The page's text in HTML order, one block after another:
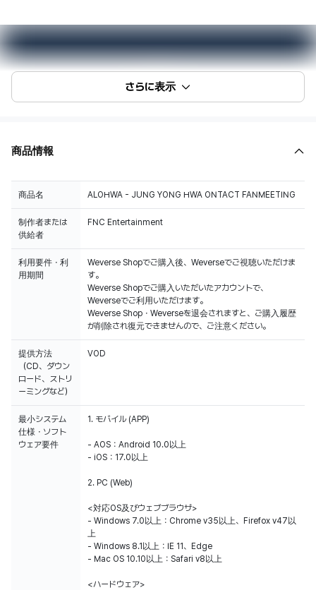
さらに表示
商品情報
商品名 ALOHWA - JUNG YONG HWA ONTACT FANMEETING
制作者または
供給者
FNC Entertainment
利用要件・利
用期間
Weverse Shopでご購入後、Weverseでご視聴いただけま
す。
Weverse Shopでご購入いただいたアカウントで、
Weverseでご利用いただけます。
Weverse Shop・Weverseを退会されますと、ご購入履歴
が削除され復元できませんので、ご注意ください。
提供方法
（CD、ダウン
ロード、ストリ
ーミングなど）
VOD
最小システム
仕様・ソフト
ウェア要件
1. モバイル (APP)
- AOS：Android 10.0以上
- iOS：17.0以上
2. PC (Web)
<対応OS及びウェブブラウザ>
- Windows 7.0以上：Chrome v35以上、Firefox v47以
上
- Windows 8.1以上：IE 11、Edge
- Mac OS 10.10以上：Safari v8以上
<ハードウェア>